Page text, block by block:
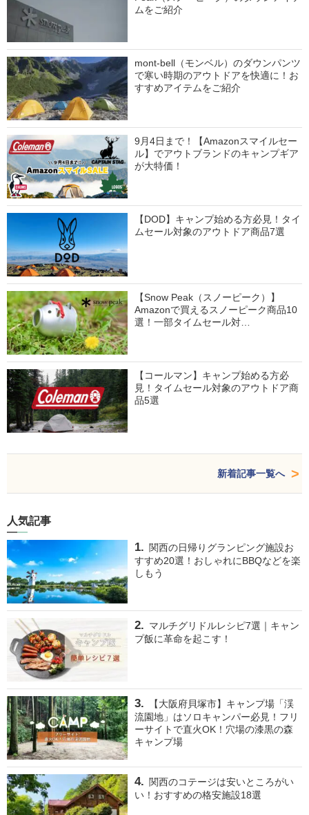
ムをご紹介
mont-bell（モンベル）のダウンパンツ
で寒い時期のアウトドアを快適に！お
すすめアイテムをご紹介
9月4日まで！【Amazonスマイルセー
ル】でアウトブランドのキャンプギア
が大特価！
【DOD】キャンプ始める方必見！タイ
ムセール対象のアウトドア商品7選
【Snow Peak（スノーピーク）】
Amazonで買えるスノーピーク商品10
選！一部タイムセール対…
【コールマン】キャンプ始める方必
見！タイムセール対象のアウトドア商
品5選
新着記事一覧へ
人気記事
関西の日帰りグランピング施設お
すすめ20選！おしゃれにBBQなどを楽
しもう
マルチグリドルレシピ7選｜キャン
プ飯に革命を起こす！
【大阪府貝塚市】キャンプ場「渓
流園地」はソロキャンパー必見！フリ
ーサイトで直火OK！穴場の漆黒の森
キャンプ場
関西のコテージは安いところがい
い！おすすめの格安施設18選